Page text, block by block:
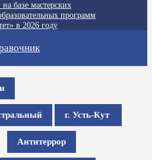
базе мастерских
программ
в 2026 году
г. Усть-Кут
Антитеррор